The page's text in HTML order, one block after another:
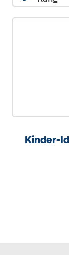
Kinder-